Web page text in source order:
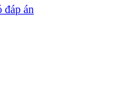
đáp án